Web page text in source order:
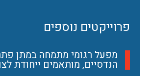
פרוייקטים נוספים
מפעל רגומי מתמחה במתן
הנדסיים, מותאמים ייחודת